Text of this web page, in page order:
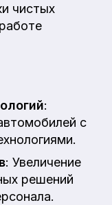
чистых
:
с
: Увеличение
решений